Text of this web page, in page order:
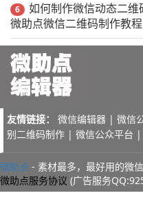
6
如何制作微信动态二
微助点微信二维码制作教程
友情链接： 微信编辑器 | 微信
别二维码制作 | 微信公众平台 |
微助点 - 素材最多，最好用的微
微助点服务协议 (广告服务